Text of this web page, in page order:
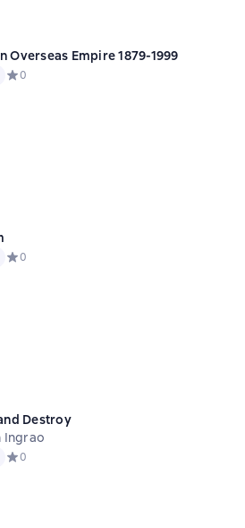
Overseas Empire 1879-1999
Средний рейтинг 0 на основе 0 оценок
0
Средний рейтинг 0 на основе 0 оценок
0
Destroy
Christian Ingrao
Средний рейтинг 0 на основе 0 оценок
0